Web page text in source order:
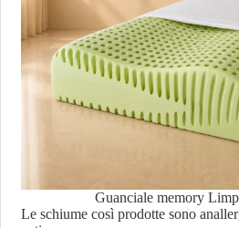
Guanciale memory
Le schiume così prodotte sono